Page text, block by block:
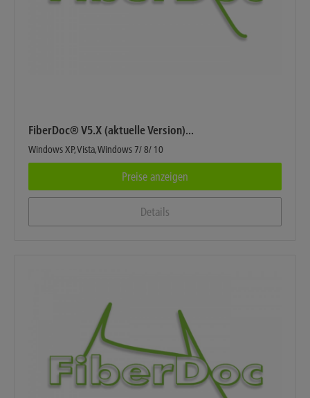
FiberDoc® V5.X (aktuelle Version)...
Windows XP, Vista, Windows 7/ 8/ 10
Preise anzeigen
Details